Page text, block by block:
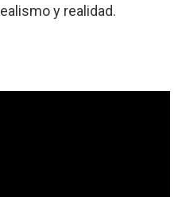
y realidad.